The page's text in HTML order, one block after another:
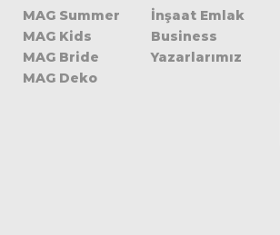
MAG Summer
MAG Kids
MAG Bride
MAG Deko
İnşaat Emlak
Business
Yazarlarımız